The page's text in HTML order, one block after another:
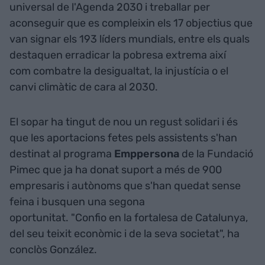
universal de l'Agenda 2030 i treballar per
aconseguir que es compleixin els 17 objectius que
van signar els 193 líders mundials, entre els quals
destaquen erradicar la pobresa extrema així
com combatre la desigualtat, la injustícia o el
canvi climàtic de cara al 2030.
El sopar ha tingut de nou un regust solidari i és
que les aportacions fetes pels assistents s'han
destinat al programa Emppersona de la Fundació
Pimec que ja ha donat suport a més de 900
empresaris i autònoms que s'han quedat sense
feina i busquen una segona
oportunitat. "Confio en la fortalesa de Catalunya,
del seu teixit econòmic i de la seva societat", ha
conclòs González.